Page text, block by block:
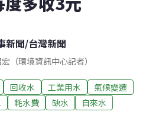
新聞/台灣新聞
（環境資訊中心記者）
回收水 工業用水
氣候變遷
耗水費 缺水 自來水